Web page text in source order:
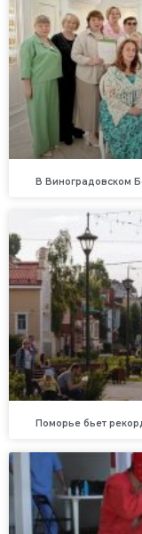
В Виноградовском
Поморье бьет